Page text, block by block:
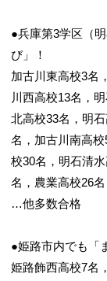
●兵庫第3学区（
び」！
加古川東高校3名
川西高校13名，
北高校33名，明
名，加古川南高
校30名，明石清
名，農業高校26
…他多数合格
●姫路市内でも「
姫路飾西高校7名